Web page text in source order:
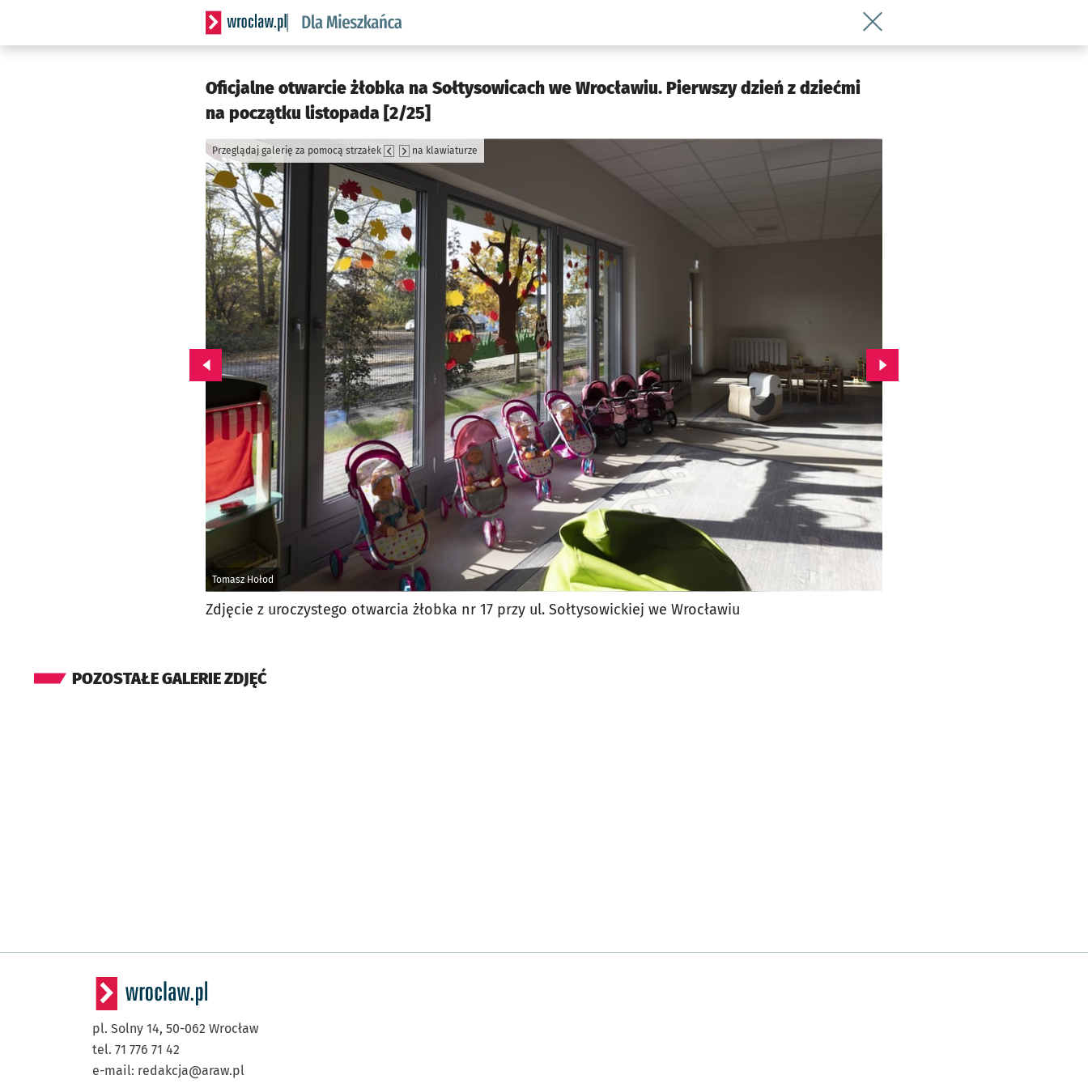
Serwis informacyjny wroclaw.pl podserwis: Dla mieszkańca
Wróć do artykułu Oficjalne otwarcie
Oficjalne otwarcie żłobka na Sołtysowicach we Wrocławiu. Pierwszy dzień z dziećmi
na początku listopada [2/25]
Tomasz Hołod
Przeglądaj galerię za pomocą strzałek na klawiaturze
Przejdź do poprzedniego zdjęcia. Przejdź do kolejnego zdjęcia.
Zdjęcie z uroczystego otwarcia żłobka nr 17 przy ul. Sołtysowickiej we Wrocławiu
POZOSTAŁE GALERIE ZDJĘĆ
pl. Solny 14, 50-062 Wrocław
tel. 71 776 71 42
e-mail: redakcja@araw.pl